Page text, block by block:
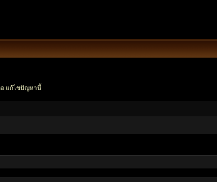
อ แก้ไขปัญหานี้